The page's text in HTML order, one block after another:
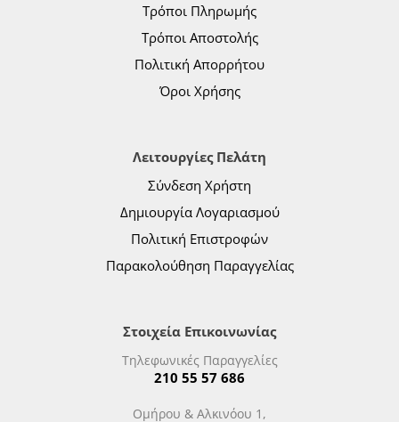
Τρόποι Πληρωμής
Τρόποι Αποστολής
Πολιτική Απορρήτου
Όροι Χρήσης
Λειτουργίες Πελάτη
Σύνδεση Χρήστη
Δημιουργία Λογαριασμού
Πολιτική Επιστροφών
Παρακολούθηση Παραγγελίας
Στοιχεία Επικοινωνίας
Τηλεφωνικές Παραγγελίες
210 55 57 686
Ομήρου & Αλκινόου 1,